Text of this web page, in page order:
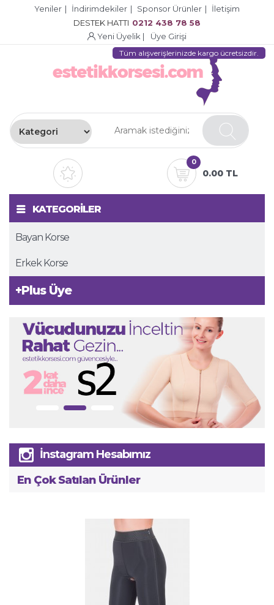
Yeniler | İndirimdekiler | Sponsor Ürünler |
İletişim
DESTEK HATTI 0212 438 78 58
Yeni Üyelik | Üye Girişi
Tüm alışverişlerinizde kargo ücretsizdir.
0
0.00 TL
KATEGORİLER
Bayan Korse
Erkek Korse
+Plus Üye
İnstagram Hesabımız
En Çok Satılan Ürünler